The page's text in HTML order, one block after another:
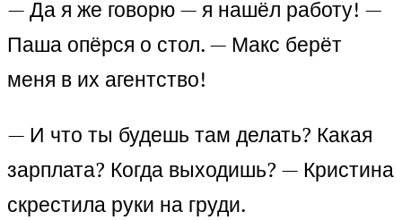
— Да я же говорю — я нашёл работу! —
Паша опёрся о стол. — Макс берёт
меня в их агентство!
— И что ты будешь там делать? Какая
зарплата? Когда выходишь? — Кристина
скрестила руки на груди.